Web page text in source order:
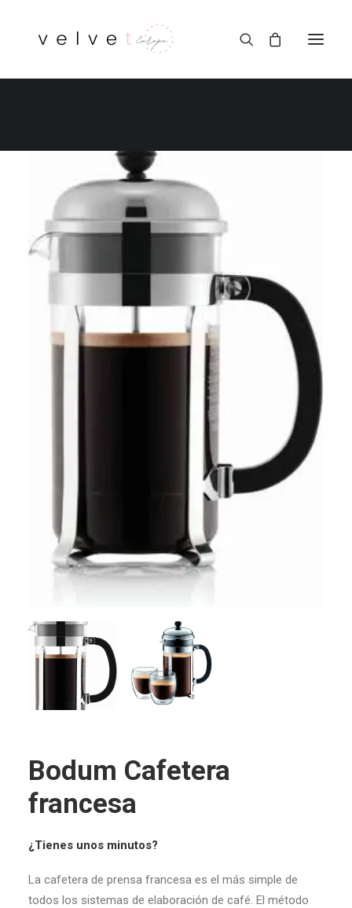
Bodum Cafetera
francesa
¿Tienes unos minutos?
La cafetera de prensa francesa es el más simple de
todos los sistemas de elaboración de café. El método